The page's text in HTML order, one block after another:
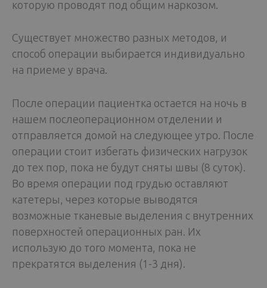
которую проводят под общим наркозом.
Существует множество разных методов, и
способ операции выбирается индивидуально
на приеме у врача.
После операции пациентка остается на ночь в
нашем послеоперационном отделении и
отправляется домой на следующее утро. После
операции стоит избегать физических нагрузок
до тех пор, пока не будут сняты швы (8 суток).
Во время операции под грудью оставляют
катетеры, через которые выводятся
возможные тканевые выделения с внутренних
поверхностей операционных ран. Их
использую до того момента, пока не
прекратятся выделения (1-3 дня).